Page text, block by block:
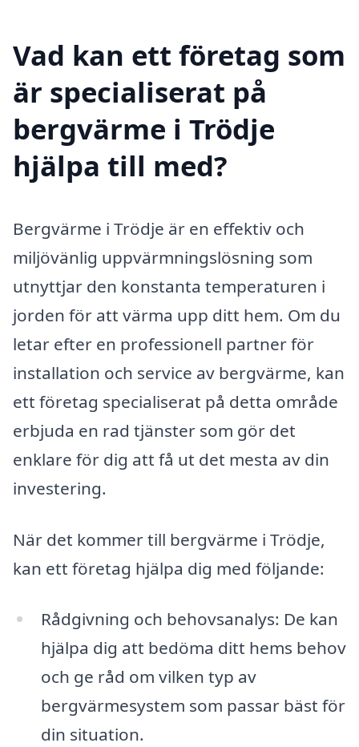
Vad kan ett företag som
är specialiserat på
bergvärme i Trödje
hjälpa till med?
Bergvärme i Trödje är en effektiv och
miljövänlig uppvärmningslösning som
utnyttjar den konstanta temperaturen i
jorden för att värma upp ditt hem. Om du
letar efter en professionell partner för
installation och service av bergvärme, kan
ett företag specialiserat på detta område
erbjuda en rad tjänster som gör det
enklare för dig att få ut det mesta av din
investering.
När det kommer till bergvärme i Trödje,
kan ett företag hjälpa dig med följande:
Rådgivning och behovsanalys: De kan
hjälpa dig att bedöma ditt hems behov
och ge råd om vilken typ av
bergvärmesystem som passar bäst för
din situation.